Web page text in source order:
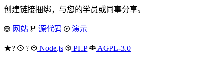
创建链接捆绑，与您的学员或同事分享。
网站 源代码 演示
★? ? Node.js PHP AGPL-3.0